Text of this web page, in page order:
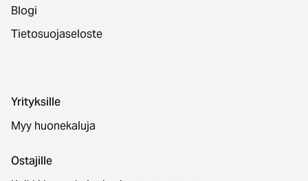
Blogi
Tietosuojaseloste
Yrityksille
Myy huonekaluja
Ostajille